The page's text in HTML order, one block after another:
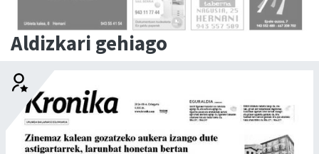
Aldizkari gehiago